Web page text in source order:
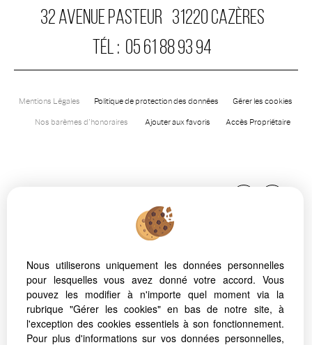
32 AVENUE PASTEUR 31220CAZÈRES
TÉL : 05 61 88 93 94
Mentions Légales Politique de protection des données Gérer les cookies
Nos barèmes d'honoraires Ajouter aux favoris Accès Propriétaire
Afin de vous offrir un confort de lecture permanent, depuis
votre PC, votre tablette ou votre smartphone, notre site
s’adapte automatiquement aux différents types d'écrans
Nous utiliserons uniquement les données personnelles
pour lesquelles vous avez donné votre accord. Vous
pouvez les modifier à n'importe quel moment via la
rubrique "Gérer les cookies" en bas de notre site, à
l'exception des cookies essentiels à son fonctionnement.
Pour plus d'informations sur vos données personnelles,